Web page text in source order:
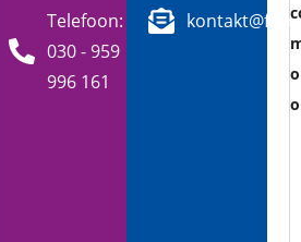
Telefoon:
030 - 959
996 161